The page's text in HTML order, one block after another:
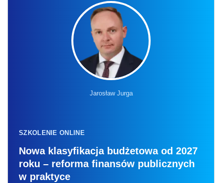
Jarosław Jurga
SZKOLENIE ONLINE
Nowa klasyfikacja budżetowa od 2027
roku – reforma finansów publicznych
w praktyce